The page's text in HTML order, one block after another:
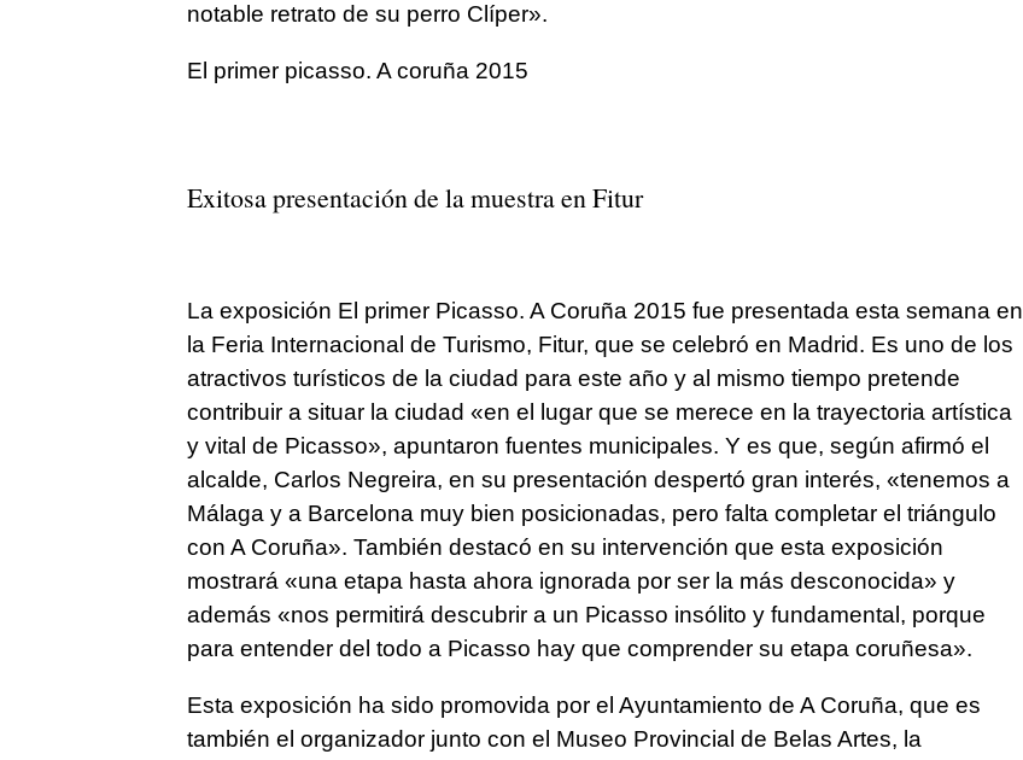
notable retrato de su perro Clíper».
El primer picasso. A coruña 2015
Exitosa presentación de la muestra en Fitur
La exposición El primer Picasso. A Coruña 2015 fue presentada esta semana en
la Feria Internacional de Turismo, Fitur, que se celebró en Madrid. Es uno de los
atractivos turísticos de la ciudad para este año y al mismo tiempo pretende
contribuir a situar la ciudad «en el lugar que se merece en la trayectoria artística
y vital de Picasso», apuntaron fuentes municipales. Y es que, según afirmó el
alcalde, Carlos Negreira, en su presentación despertó gran interés, «tenemos a
Málaga y a Barcelona muy bien posicionadas, pero falta completar el triángulo
con A Coruña». También destacó en su intervención que esta exposición
mostrará «una etapa hasta ahora ignorada por ser la más desconocida» y
además «nos permitirá descubrir a un Picasso insólito y fundamental, porque
para entender del todo a Picasso hay que comprender su etapa coruñesa».
Esta exposición ha sido promovida por el Ayuntamiento de A Coruña, que es
también el organizador junto con el Museo Provincial de Belas Artes, la